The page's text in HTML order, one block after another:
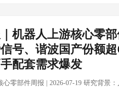
周密集动作（7月24日） GD01机甲成
略合作协议，在具身智能研发、场
足四足机器人Unitree As2-W（轮式+
正式揭牌 🤖 整机厂动态：行业量产
日，通用AI机器人公司智元机器人
脱衣"应用 旧金山首席律师David
确认已下架相关应用，并正在终止开
。'脱衣'应用违反App Review指南。"
机器人上游核心零
号、谐波国产份额
配套需求爆发
心零部件周报 | 2026-07-19 研究背景